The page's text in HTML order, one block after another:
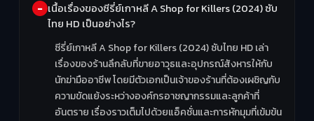
เนื้อเรื่องของซีรี่ย์เกาหลี A Shop for Killers (2024) ซับ
ไทย HD เป็นอย่างไร?
ซีรี่ย์เกาหลี A Shop for Killers (2024) ซับไทย HD เล่า
เรื่องของร้านลึกลับที่ขายอาวุธและอุปกรณ์สังหารให้กับ
นักฆ่ามืออาชีพ โดยมีตัวเอกเป็นเจ้าของร้านที่ต้องเผชิญกับ
ความขัดแย้งระหว่างองค์กรอาชญากรรมและลูกค้าที่
อันตราย เรื่องราวเต็มไปด้วยแอ็คชั่นและการหักมุมที่เข้มข้น